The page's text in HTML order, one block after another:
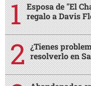
Esposa de "El
regalo a Davis
¿Tienes
resolverlo en